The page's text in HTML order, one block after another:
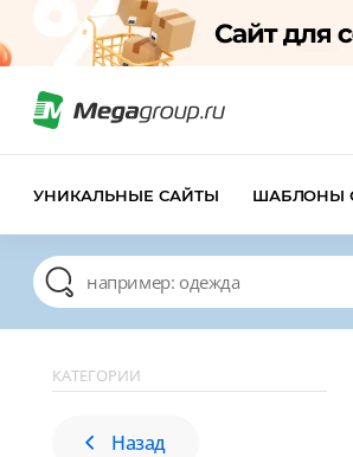
УНИКАЛЬНЫЕ САЙТЫ ШАБЛОНЫ
КАТЕГОРИИ
Назад